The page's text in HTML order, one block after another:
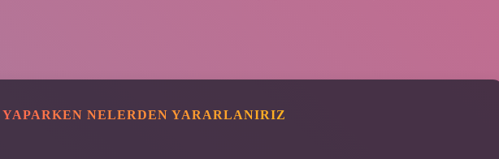
NELERDEN YARARLANIRIZ